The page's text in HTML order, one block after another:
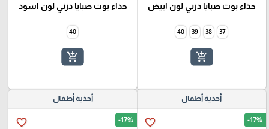
حذاء بوت صبايا دزني لون ابيض
37
38
39
40
add_shopping_cart
حذاء بوت صبايا دزني لون اسود
40
add_shopping_cart
أحذية أطفال
favorite_border -17%
أحذية أطفال
favorite_border -17%